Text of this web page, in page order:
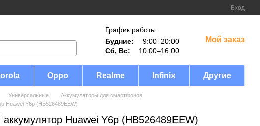
Вход
График работы:
Будние:
9:00–20:00
Сб, Вс:
10:00–16:00
Мой заказ
Oppo Realme Infinix Другие
Универсальные
Аккумуляторы для смартфонов
Huawei Y6p (HB526489EEW)
Huawei Y6p (HB526489EEW)